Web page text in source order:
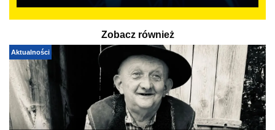
Zobacz również
Aktualności